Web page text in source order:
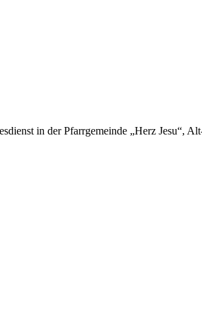
in der Pfarrgemeinde „Herz Jesu“,